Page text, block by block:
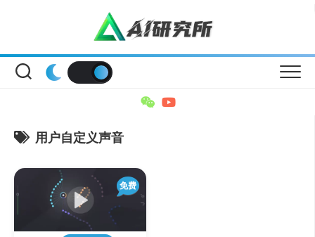
用户自定义声音
免费